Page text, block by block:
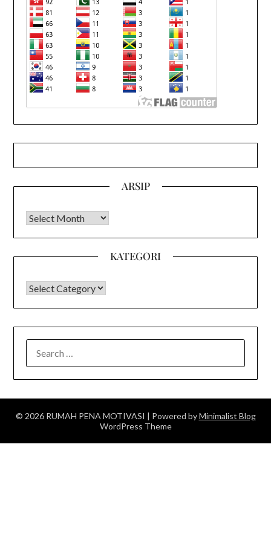
ARSIP
Arsip
KATEGORI
KATEGORI
FOR:
© 2026 RUMAH PENA MOTIVASI | Powered byMinimalist Blog
WordPress Theme